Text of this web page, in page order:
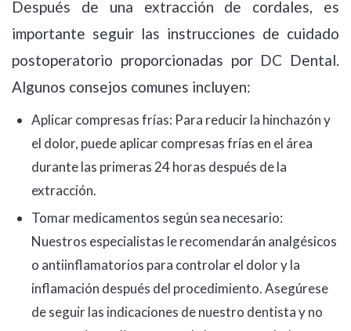
Después de una extracción de cordales, es
importante seguir las instrucciones de cuidado
postoperatorio proporcionadas por DC Dental.
Algunos consejos comunes incluyen:
Aplicar compresas frías: Para reducir la hinchazón y
el dolor, puede aplicar compresas frías en el área
durante las primeras 24 horas después de la
extracción.
Tomar medicamentos según sea necesario:
Nuestros especialistas le recomendarán analgésicos
o antiinflamatorios para controlar el dolor y la
inflamación después del procedimiento. Asegúrese
de seguir las indicaciones de nuestro dentista y no